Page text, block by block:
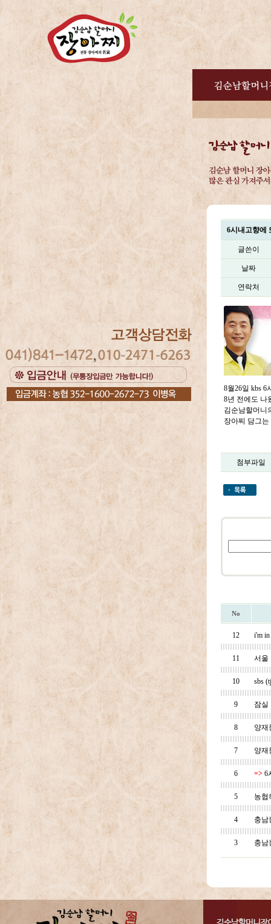
6시내고향에
글쓴이
날짜
연락처
8월26일 kbs 6
8년 전에도 나
김순남할머니
장아찌 담그
첨부파일
No
12 i'm
11 서울
10 sbs
9 잠실
8 양재
7 양재
6 => 6
5 농협
4 충남
3 충남